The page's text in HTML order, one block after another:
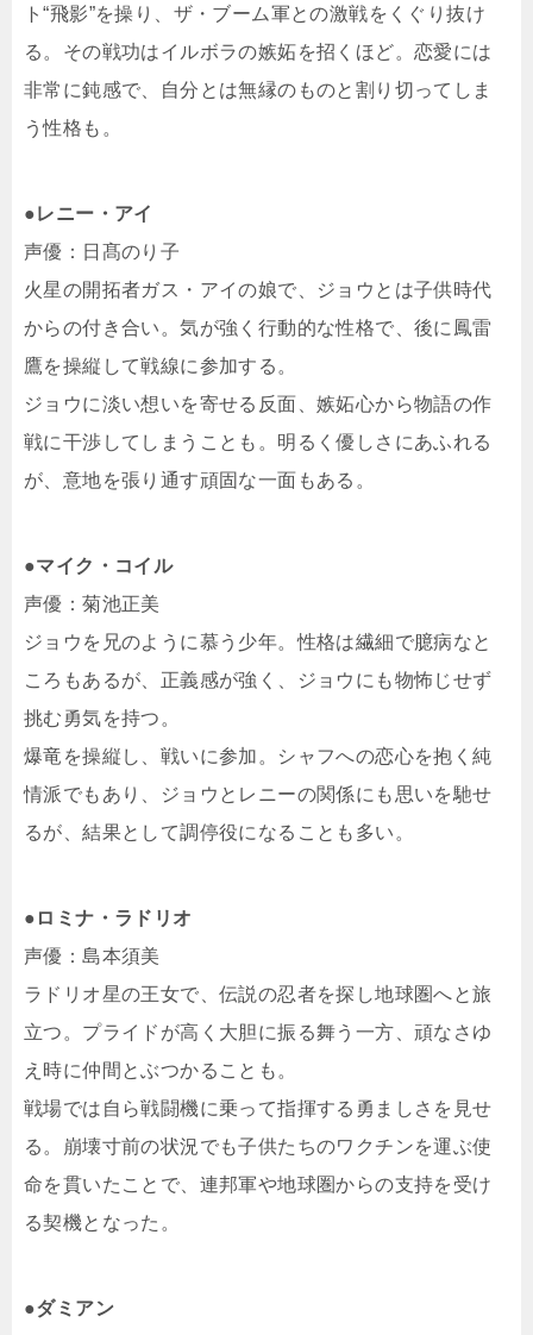
ト“飛影”を操り、ザ・ブーム軍との激戦をくぐり抜け
る。その戦功はイルボラの嫉妬を招くほど。恋愛には
非常に鈍感で、自分とは無縁のものと割り切ってしま
う性格も。
●レニー・アイ
声優：日髙のり子
火星の開拓者ガス・アイの娘で、ジョウとは子供時代
からの付き合い。気が強く行動的な性格で、後に鳳雷
鷹を操縦して戦線に参加する。
ジョウに淡い想いを寄せる反面、嫉妬心から物語の作
戦に干渉してしまうことも。明るく優しさにあふれる
が、意地を張り通す頑固な一面もある。
●マイク・コイル
声優：菊池正美
ジョウを兄のように慕う少年。性格は繊細で臆病なと
ころもあるが、正義感が強く、ジョウにも物怖じせず
挑む勇気を持つ。
爆竜を操縦し、戦いに参加。シャフへの恋心を抱く純
情派でもあり、ジョウとレニーの関係にも思いを馳せ
るが、結果として調停役になることも多い。
●ロミナ・ラドリオ
声優：島本須美
ラドリオ星の王女で、伝説の忍者を探し地球圏へと旅
立つ。プライドが高く大胆に振る舞う一方、頑なさゆ
え時に仲間とぶつかることも。
戦場では自ら戦闘機に乗って指揮する勇ましさを見せ
る。崩壊寸前の状況でも子供たちのワクチンを運ぶ使
命を貫いたことで、連邦軍や地球圏からの支持を受け
る契機となった。
●ダミアン